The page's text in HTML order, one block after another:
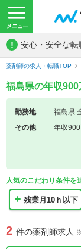
! 安心・安全な転
薬剤師の求人・転職TOP
福島県の年収
勤務地
福島県
その他
年収
人気のこだわり条件を
残業月10ｈ以下
2 件の薬剤師求人